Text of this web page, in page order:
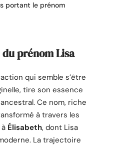
portant le prénom
prénom Lisa
qui semble s’être
tire son essence
Ce nom, riche
à travers les
Élisabeth, dont Lisa
La trajectoire